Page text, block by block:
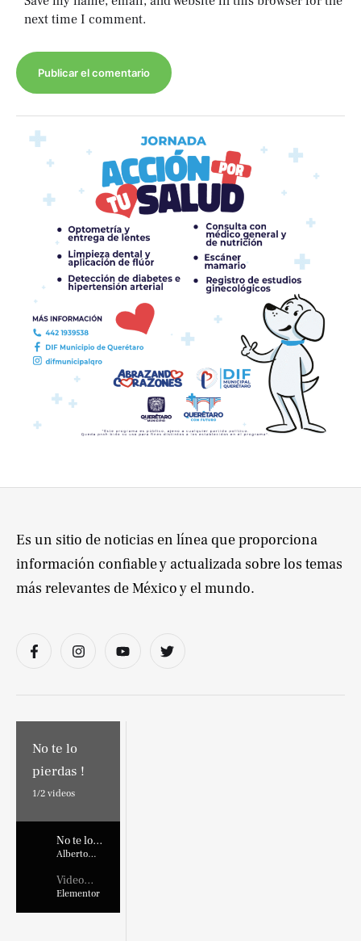
next time I comment.
No te lo
pierdas !
1/2 videos
No te lo
pierdas !
Alberto
Video
Placehold
er
Elementor
Es un sitio de noticias en línea que proporciona
información confiable y actualizada sobre los temas
más relevantes de México y el mundo.